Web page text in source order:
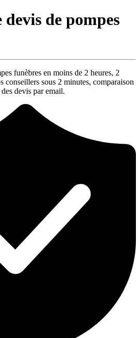
devis de pompes
funèbres en moins de 2 heures, 2
conseillers sous 2 minutes, comparaison
devis par email.